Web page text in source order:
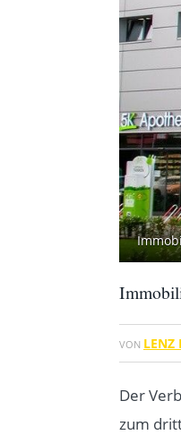
VON LENZ
Der
zum